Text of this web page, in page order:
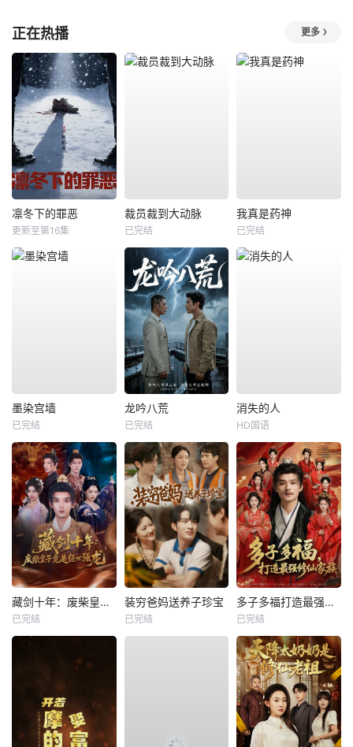
正在热播 更多
凛冬下的罪恶
更新至第16集
裁员裁到大动脉
已完结
我真是药神
已完结
墨染宫墙
已完结
龙吟八荒
已完结
消失的人
HD国语
藏剑十年：废柴皇子竟是绝世强龙
已完结
装穷爸妈送养子珍宝
已完结
多子多福打造最强修仙家族
已完结